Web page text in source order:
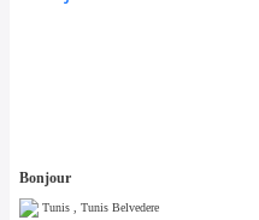
Bonjour
Tunis , Tunis Belvedere